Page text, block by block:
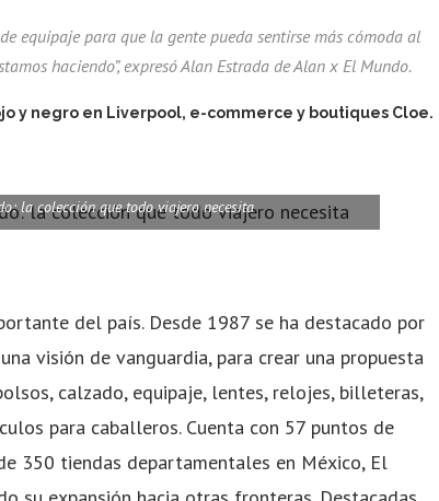
equipaje para que la gente pueda sentirse más cómoda al
haciendo”, expresó Alan Estrada de Alan x El Mundo.
y negro en Liverpool, e-commerce y boutiques Cloe.
la colección que todo viajero necesita
del país. Desde 1987 se ha destacado por
visión de vanguardia, para crear una propuesta
calzado, equipaje, lentes, relojes, billeteras,
para caballeros. Cuenta con 57 puntos de
350 tiendas departamentales en México, El